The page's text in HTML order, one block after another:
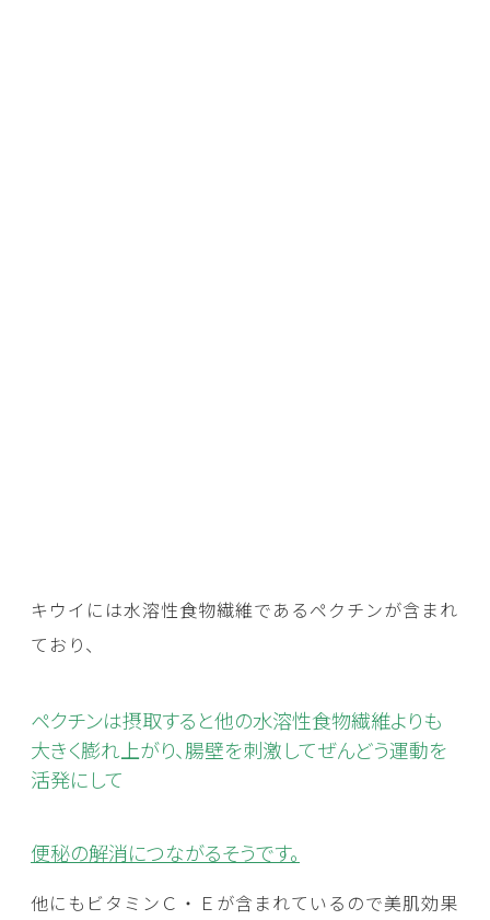
キウイには水溶性食物繊維であるペクチンが含まれ
ており、
ペクチンは摂取すると他の水溶性食物繊維よりも
大きく膨れ上がり、腸壁を刺激してぜんどう運動を
活発にして
便秘の解消につながるそうです。
他にもビタミンＣ・Ｅが含まれているので美肌効果